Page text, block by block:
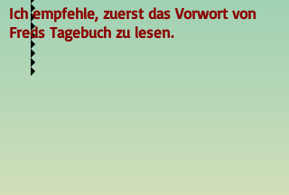
Ich empfehle, zuerst das Vorwort von
Freds Tagebuch zu lesen.